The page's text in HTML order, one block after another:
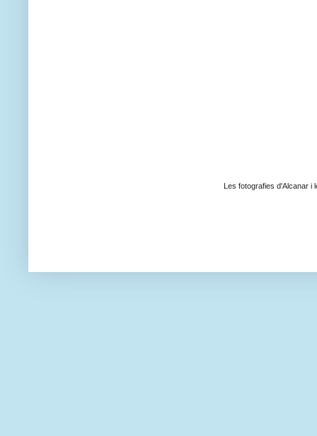
Les fotografies d'Alcanar i